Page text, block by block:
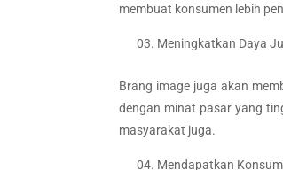
membuat konsumen lebih
Meningkatkan Daya
Brang image juga akan
dengan minat pasar yang
masyarakat juga.
Mendapatkan